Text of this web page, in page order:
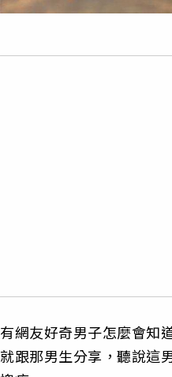
有網友好奇男子怎麼會知
就跟那男生分享，聽說這